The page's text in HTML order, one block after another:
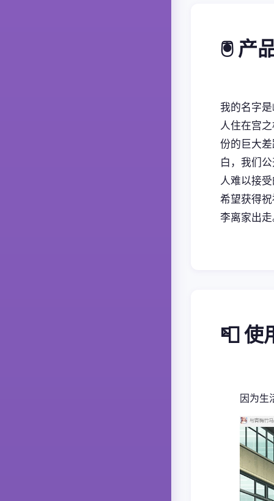
🖲️ 产
我的名字
人住在宫
份的巨大
白，我们
人难以接
希望获得
李离家出
📮 使
因为生